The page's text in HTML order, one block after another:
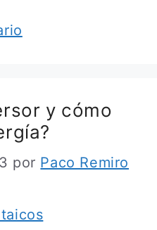
y cómo
por Paco Remiro